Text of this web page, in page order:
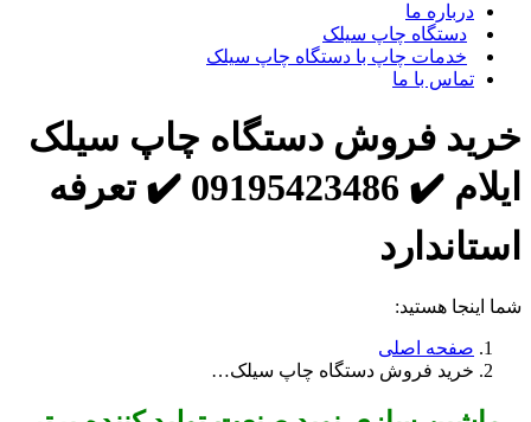
درباره ما
دستگاه چاپ سیلک
خدمات چاپ با دستگاه چاپ سیلک
تماس با ما
خرید فروش دستگاه چاپ سیلک
ایلام ✔️ 09195423486 ✔️ تعرفه
استاندارد
شما اینجا هستید:
صفحه اصلی
خرید فروش دستگاه چاپ سیلک…